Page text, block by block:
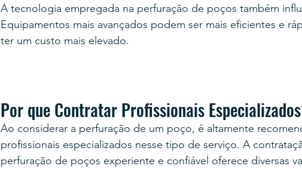
A tecnologia empregada na perfuração de poços também
Equipamentos mais avançados podem ser mais eficientes e
ter um custo mais elevado.
Por que Contratar Profissionais
Ao considerar a perfuração de um poço, é altamente
profissionais especializados nesse tipo de serviço. A
perfuração de poços experiente e confiável oferece diversas